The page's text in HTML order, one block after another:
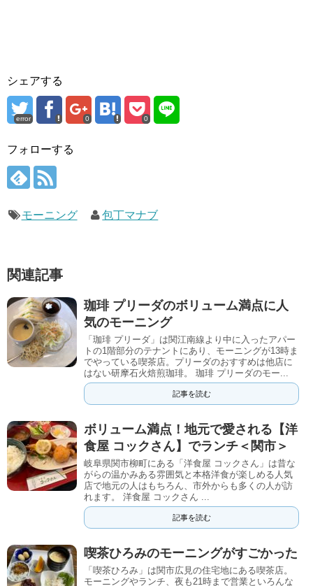
シェアする
error 0 0
フォローする
モーニング 包丁マナブ
関連記事
珈琲 プリーダのボリューム満点に人
気のモーニング
「珈琲 プリーダ」は関江南線より中に入ったアパー
トの1階部分のテナントにあり、モーニングが13時ま
でやっている喫茶店。プリーダのおすすめは他店に
はない研摩石火焙煎珈琲。 珈琲 プリーダのモー...
記事を読む
ボリューム満点！地元で愛される【洋
食屋 コックさん】でランチ＜関市＞
岐阜県関市柳町にある「洋食屋 コックさん」は昔な
がらの温かみある雰囲気と本格洋食が楽しめる人気
店で地元の人はもちろん、市外からも多くの人が訪
れます。 洋食屋 コックさん ...
記事を読む
喫茶ひろみのモーニングがすごかった
「喫茶ひろみ」は関市広見の住宅地にある喫茶店。
モーニングやランチ、夜も21時まで営業といろんな